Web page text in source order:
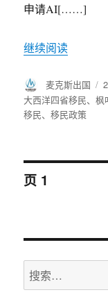
申请AI[……]
继续阅读
作
者
麦克斯出国
大西洋四省移民、枫
移民、移民政策
文
导
航
页 1
搜
索：